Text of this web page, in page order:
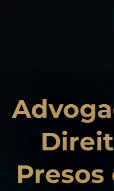
Presos